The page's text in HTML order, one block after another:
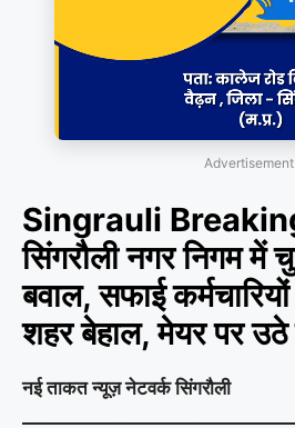
Advertisement
Singrauli
सिंगरौली नगर निगम में
बवाल, सफाई
शहर बेहाल, मेयर पर
नई ताकत न्यूज़ नेटवर्क सिंगरौली